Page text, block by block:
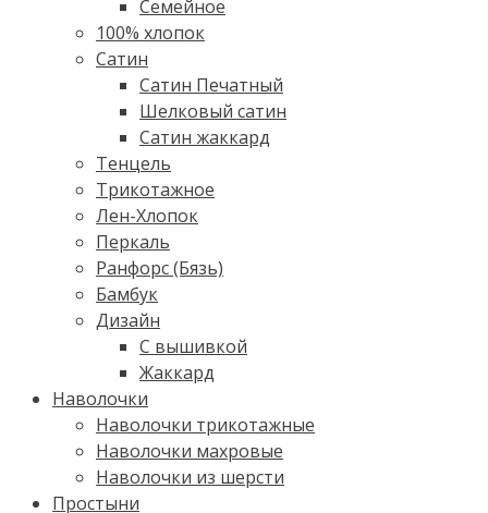
Семейное
100% хлопок
Cатин
Сатин Печатный
Шелковый сатин
Сатин жаккард
Тенцель
Трикотажное
Лен-Хлопок
Перкаль
Ранфорс (Бязь)
Бамбук
Дизайн
С вышивкой
Жаккард
Наволочки
Наволочки трикотажные
Наволочки махровые
Наволочки из шерсти
Простыни